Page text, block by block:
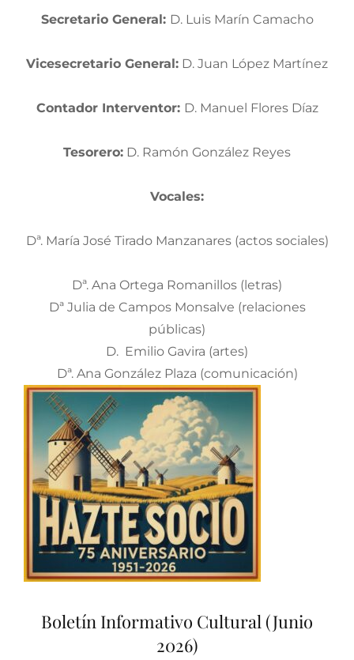
Secretario General: D. Luis Marín Camacho
Vicesecretario General: D. Juan López Martínez
Contador Interventor: D. Manuel Flores Díaz
Tesorero: D. Ramón González Reyes
Vocales:
Dª. María José Tirado Manzanares (actos sociales)
Dª. Ana Ortega Romanillos (letras)
Dª Julia de Campos Monsalve (relaciones
públicas)
D. Emilio Gavira (artes)
Dª. Ana González Plaza (comunicación)
Boletín Informativo Cultural (Junio
2026)